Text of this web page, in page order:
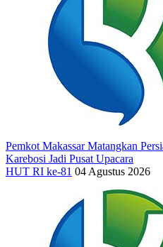
Pemkot Makassar Matangkan
Karebosi Jadi Pusat Upacara
HUT RI ke-81 04 Agustus 2026